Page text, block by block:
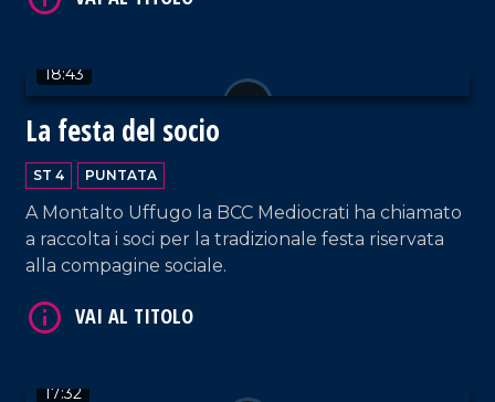
18:43
La festa del socio
ST 4 PUNTATA
A Montalto Uffugo la BCC Mediocrati ha chiamato
a raccolta i soci per la tradizionale festa riservata
alla compagine sociale.
17:32
VAI AL TITOLO
VAI AL TITOLO